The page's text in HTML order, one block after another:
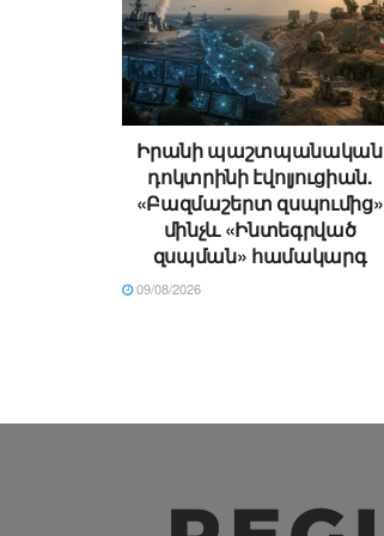
Իրանի պաշտպանական
դոկտրինի էվոլյուցիան.
«Բազմաշերտ զսպումից»
մինչև «Ինտեգրված
զսպման» համակարգ
09/08/2026